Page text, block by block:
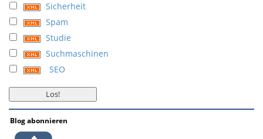
Sicherheit
Spam
Studie
Suchmaschinen
SEO
Blog abonnieren